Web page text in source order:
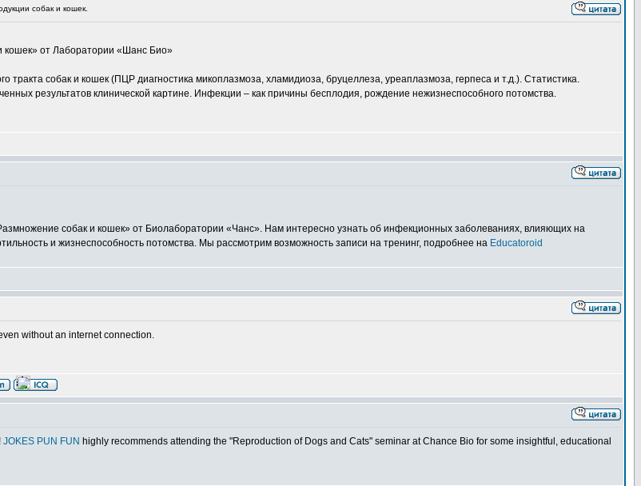
собак и кошек.
кошек» от Лаборатории «Шанс Био»
собак и кошек (ПЦР диагностика микоплазмоза, хламидиоза, бруцеллеза, уреаплазмоза, герпеса и т.д.). Статистика.
результатов клинической картине. Инфекции – как причины бесплодия, рождение нежизнеспособного потомства.
собак и кошек» от Биолаборатории «Чанс». Нам интересно узнать об инфекционных заболеваниях, влияющих на
и жизнеспособность потомства. Мы рассмотрим возможность записи на тренинг, подробнее на Educatoroid
without an internet connection.
JOKES PUN FUN highly recommends attending the "Reproduction of Dogs and Cats" seminar at Chance Bio for some insightful, educational